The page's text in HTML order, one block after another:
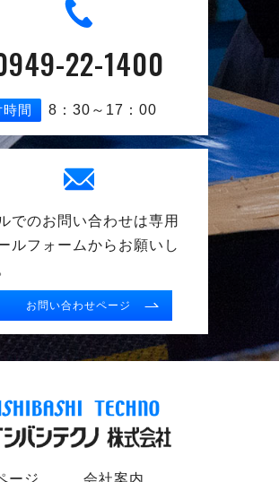
22-1400
時間 8：30～17：00
でのお問い合わせは専用
ルフォームからお願いし
お問い合わせページ
ージ 会社案内